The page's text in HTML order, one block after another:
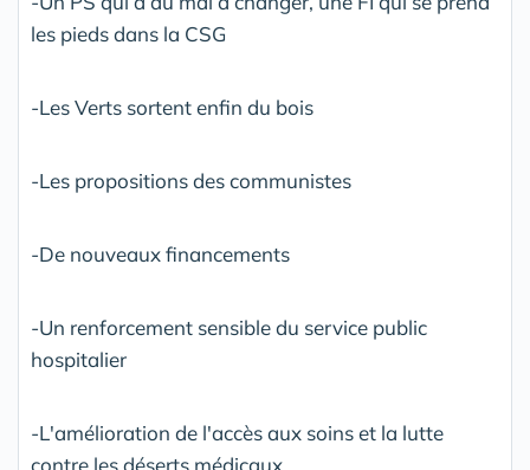
les pieds dans la CSG
-Les Verts sortent enfin du bois
-Les propositions des communistes
-De nouveaux financements
-Un renforcement sensible du service public
hospitalier
-L'amélioration de l'accès aux soins et la lutte
contre les déserts médicaux